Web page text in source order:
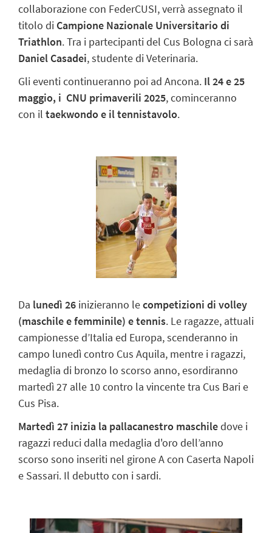
collaborazione con FederCUSI, verrà assegnato il
titolo di Campione Nazionale Universitario di
Triathlon. Tra i partecipanti del Cus Bologna ci sarà
Daniel Casadei, studente di Veterinaria.
Gli eventi continueranno poi ad Ancona. Il 24 e 25
maggio, i CNU primaverili 2025, cominceranno
con il taekwondo e il tennistavolo.
Da lunedì 26 inizieranno lecompetizioni di volley
(maschile e femminile) e tennis. Le ragazze, attuali
campionesse d’Italia ed Europa, scenderanno in
campo lunedì contro Cus Aquila, mentre i ragazzi,
medaglia di bronzo lo scorso anno, esordiranno
martedì 27 alle 10 contro la vincente tra Cus Bari e
Cus Pisa.
Martedì 27 inizia la pallacanestro maschiledove i
ragazzi reduci dalla medaglia d'oro dell’anno
scorso sono inseriti nel girone A con Caserta Napoli
e Sassari. Il debutto con i sardi.